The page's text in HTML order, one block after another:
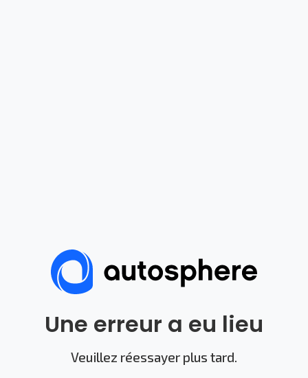
Une erreur a eu lieu
Veuillez réessayer plus tard.